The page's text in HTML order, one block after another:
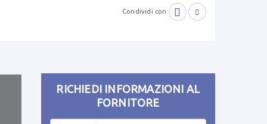
Condividi con  
RICHIEDI INFORMAZIONI AL
FORNITORE